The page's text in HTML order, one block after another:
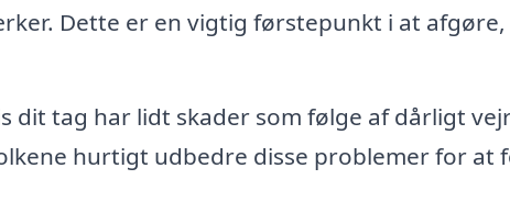
Dette er en vigtig førstepunkt i at
dit tag har lidt skader som følge af dårligt
hurtigt udbedre disse problemer for at